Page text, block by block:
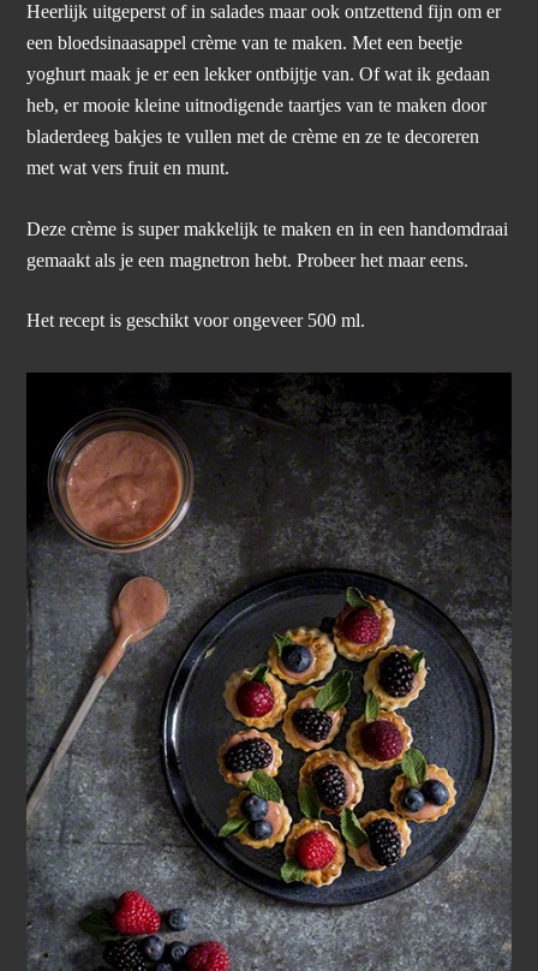
Heerlijk uitgeperst of in salades maar ook ontzettend fijn om er
een bloedsinaasappel crème van te maken. Met een beetje
yoghurt maak je er een lekker ontbijtje van. Of wat ik gedaan
heb, er mooie kleine uitnodigende taartjes van te maken door
bladerdeeg bakjes te vullen met de crème en ze te decoreren
met wat vers fruit en munt.
Deze crème is super makkelijk te maken en in een handomdraai
gemaakt als je een magnetron hebt. Probeer het maar eens.
Het recept is geschikt voor ongeveer 500 ml.